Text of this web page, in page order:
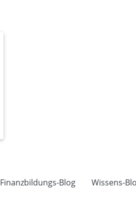
Finanzbildungs-Blog Wissens-